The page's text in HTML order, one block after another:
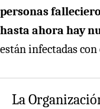
personas
hasta ahora hay
están infectadas con
La